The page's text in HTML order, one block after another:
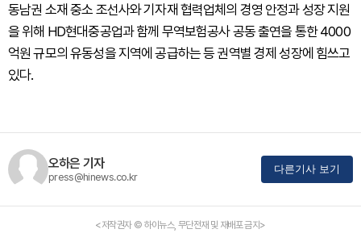
동남권 소재 중소 조선사와 기자재 협력업체의 경영 안정과 성장 지원
을 위해 HD현대중공업과 함께 무역보험공사 공동 출연을 통한 4000
억원 규모의 유동성을 지역에 공급하는 등 권역별 경제 성장에 힘쓰고
있다.
오하은 기자
press@hinews.co.kr
다른기사 보기
<저작권자 © 하이뉴스, 무단전재 및 재배포 금지>